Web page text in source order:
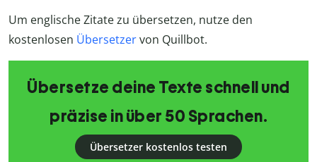
Um englische Zitate zu übersetzen, nutze den
kostenlosen Übersetzervon Quillbot.
Übersetze deine Texte schnell und
präzise in über 50 Sprachen.
Übersetzer kostenlos testen